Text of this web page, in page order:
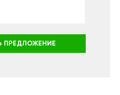
ПРЕДЛОЖЕНИЕ